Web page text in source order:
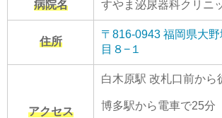
病院名 すやま泌尿器科クリニ
住所
〒816-0943 福岡県大
目８−１
アクセス
白木原駅 改札口前から
博多駅から電車で25分